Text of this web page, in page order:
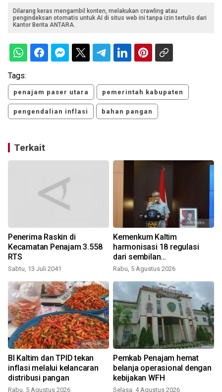
Dilarang keras mengambil konten, melakukan crawling atau
pengindeksan otomatis untuk AI di situs web ini tanpa izin tertulis dari
Kantor Berita ANTARA.
Tags:
penajam paser utara pemerintah kabupaten
pengendalian inflasi bahan pangan
Terkait
Penerima Raskin di
Kecamatan Penajam 3.558
RTS
Sabtu, 13 Juli 2041
Kemenkum Kaltim
harmonisasi 18 regulasi
dari sembilan
kabupaten/kota
Rabu, 5 Agustus 2026
BI Kaltim dan TPID tekan
inflasi melalui kelancaran
distribusi pangan
Rabu, 5 Agustus 2026
Pemkab Penajam hemat
belanja operasional dengan
kebijakan WFH
Selasa, 4 Agustus 2026